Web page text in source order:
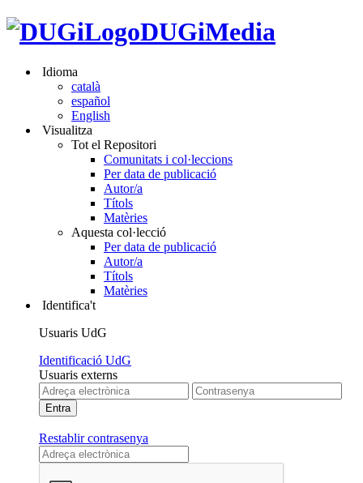
DUGiMedia
Idioma
català
español
English
Visualitza
Tot el Repositori
Comunitats i col·leccions
Per data de publicació
Autor/a
Títols
Matèries
Aquesta col·lecció
Per data de publicació
Autor/a
Títols
Matèries
Identifica't
Usuaris UdG
Identificació UdG
Usuaris externs
Restablir contrasenya